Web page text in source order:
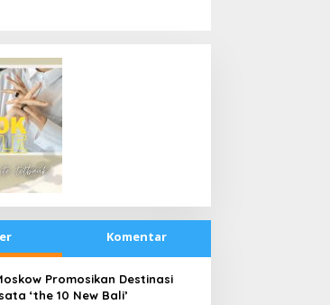
Komentar
Promosikan Destinasi
‘the 10 New Bali’